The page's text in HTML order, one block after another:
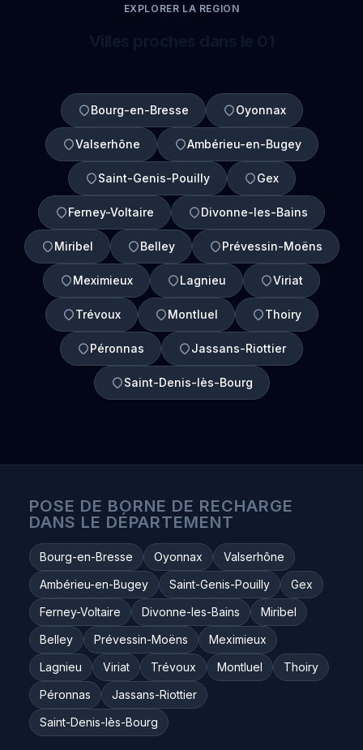
EXPLORER LA REGION
Bourg-en-Bresse Oyonnax
Valserhône Ambérieu-en-Bugey
Saint-Genis-Pouilly Gex
Ferney-Voltaire Divonne-les-Bains
Miribel Belley Prévessin-Moëns
Meximieux Lagnieu Viriat
Trévoux Montluel Thoiry
Péronnas Jassans-Riottier
Saint-Denis-lès-Bourg
POSE DE BORNE DE RECHARGE
DANS LE DÉPARTEMENT
Bourg-en-Bresse Oyonnax
Valserhône
Ambérieu-en-Bugey
Saint-Genis-Pouilly
Gex
Ferney-Voltaire
Divonne-les-Bains
Miribel
Belley
Prévessin-Moëns
Meximieux
Lagnieu
Viriat Trévoux Montluel
Thoiry
Péronnas
Jassans-Riottier
Saint-Denis-lès-Bourg